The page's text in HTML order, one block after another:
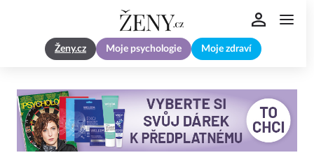
Ženy.cz Moje psychologie Moje zdraví